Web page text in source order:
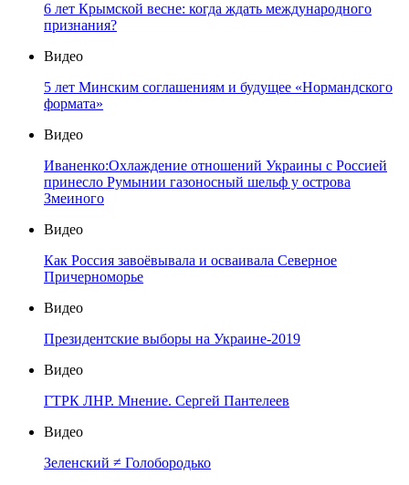
6 лет Крымской весне: когда ждать международного
признания?
Видео
5 лет Минским соглашениям и будущее «Нормандского
формата»
Видео
Иваненко:Охлаждение отношений Украины с Россией
принесло Румынии газоносный шельф у острова
Змеиного
Видео
Как Россия завоёвывала и осваивала Северное
Причерноморье
Видео
Президентские выборы на Украине-2019
Видео
ГТРК ЛНР. Мнение. Сергей Пантелеев
Видео
Зеленский ≠ Голобородько